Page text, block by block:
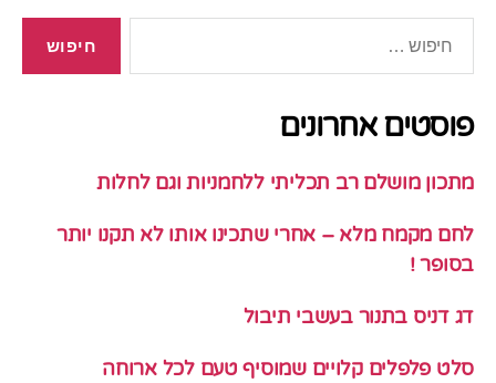
פוסטים אחרונים
מתכון מושלם רב תכליתי ללחמניות וגם לחלות
לחם מקמח מלא – אחרי שתכינו אותו לא תקנו יותר
בסופר !
דג דניס בתנור בעשבי תיבול
סלט פלפלים קלויים שמוסיף טעם לכל ארוחה